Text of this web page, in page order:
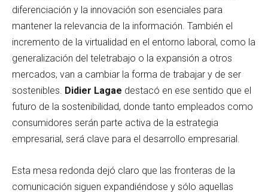
diferenciación y la innovación son esenciales para
mantener la relevancia de la información. También el
incremento de la virtualidad en el entorno laboral, como la
generalización del teletrabajo o la expansión a otros
mercados, van a cambiar la forma de trabajar y de ser
sostenibles. Didier Lagae destacó en ese sentido que el
futuro de la sostenibilidad, donde tanto empleados como
consumidores serán parte activa de la estrategia
empresarial, será clave para el desarrollo empresarial.
Esta mesa redonda dejó claro que las fronteras de la
comunicación siguen expandiéndose y sólo aquellas